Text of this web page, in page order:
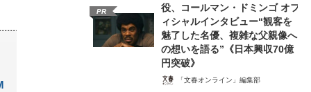
PR
役、コールマン・ドミンゴ オフ
ィシャルインタビュー“観客を
魅了した名優、複雑な父親像へ
の想いを語る”《日本興収70億
円突破》
「文春オンライン」編集部